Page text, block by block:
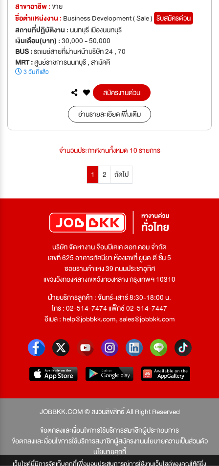
สาขาอาชีพ :ขาย
ชื่อตำเเหน่งงาน : Business Development ( Sale ) รับสมัครด่วน
สถานที่ปฏิบัติงาน :นนทบุรี เมืองนนทบุรี
เงินเดือน(บาท) :30,000 - 50,000
BUS :รถเมย์สายที่ผ่านหน้าบริษัท 24 , 70
MRT :ศูนย์ราชการนนทบุรี , สามัคคี
3 วันที่แล้ว
สมัครงานด่วน
อ่านรายละเอียดเพิ่มเติม
จำนวนประกาศงานทั้งหมด 10 รายการ
1 2 ถัดไป
บริษัท จัดหางาน จ๊อบบีเคเค ดอท คอม จำกัด
เลขที่ 625 อาคารทัศนียา ห้องเลขที่ ยูนิต ดี ชั้น 5
ซอยรามคำแหง 39 ถนนประชาอุทิศ
แขวงวังทองหลางเขตวังทองหลาง กรุงเทพฯ 10310
ฝ่ายบริการลูกค้า : จันทร์-เสาร์ 8:30-18:00 น.
โทร : 02-514-7474 แฟ็กซ์ 02-514-7447
อีเมล :help@jobbkk.com,sales@jobbkk.com
JOBBKK.COM © สงวนลิขสิทธิ์ All Right Reserved
ข้อตกลงและเงื่อนไขการใช้บริการสมาชิกผู้ประกอบการ
ข้อตกลงและเงื่อนไขการใช้บริการสมาชิกผู้สมัครงานนโยบายความเป็นส่วนตัว
นโยบายคุกกี้